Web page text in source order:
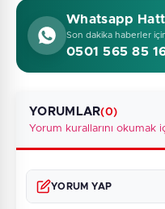
Whatsapp
Son dakika haberler
0501 565 85
YORUMLAR(0)
Yorum kurallarını okumak
YORUM YAP